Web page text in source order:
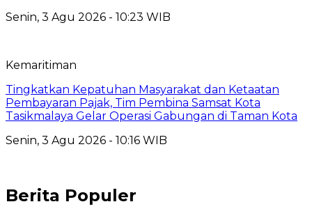
Senin, 3 Agu 2026 - 10:23 WIB
Kemaritiman
Tingkatkan Kepatuhan Masyarakat dan Ketaatan
Pembayaran Pajak, Tim Pembina Samsat Kota
Tasikmalaya Gelar Operasi Gabungan di Taman Kota
Senin, 3 Agu 2026 - 10:16 WIB
Berita Populer